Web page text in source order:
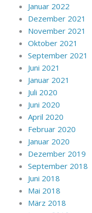
Januar 2022
Dezember 2021
November 2021
Oktober 2021
September 2021
Juni 2021
Januar 2021
Juli 2020
Juni 2020
April 2020
Februar 2020
Januar 2020
Dezember 2019
September 2018
Juni 2018
Mai 2018
März 2018